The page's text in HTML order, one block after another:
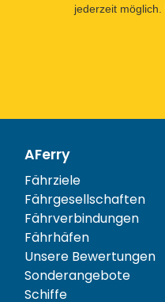
jederzeit möglich.
AFerry
Fährziele
Fährgesellschaften
Fährverbindungen
Fährhäfen
Unsere Bewertungen
Sonderangebote
Schiffe